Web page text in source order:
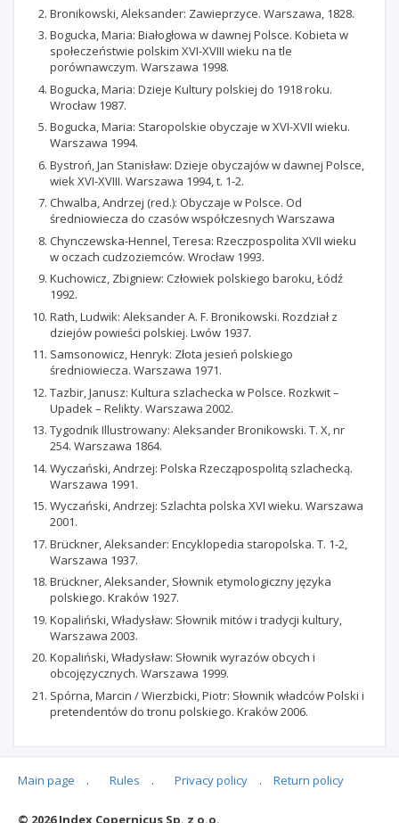
Bronikowski, Aleksander: Zawieprzyce. Warszawa, 1828.
Bogucka, Maria: Białogłowa w dawnej Polsce. Kobieta w
społeczeństwie polskim XVI-XVIII wieku na tle
porównawczym. Warszawa 1998.
Bogucka, Maria: Dzieje Kultury polskiej do 1918 roku.
Wrocław 1987.
Bogucka, Maria: Staropolskie obyczaje w XVI-XVII wieku.
Warszawa 1994.
Bystroń, Jan Stanisław: Dzieje obyczajów w dawnej Polsce,
wiek XVI-XVIII. Warszawa 1994, t. 1-2.
Chwalba, Andrzej (red.): Obyczaje w Polsce. Od
średniowiecza do czasów współczesnych Warszawa
Chynczewska-Hennel, Teresa: Rzeczpospolita XVII wieku
w oczach cudzoziemców. Wrocław 1993.
Kuchowicz, Zbigniew: Człowiek polskiego baroku, Łódź
1992.
Rath, Ludwik: Aleksander A. F. Bronikowski. Rozdział z
dziejów powieści polskiej. Lwów 1937.
Samsonowicz, Henryk: Złota jesień polskiego
średniowiecza. Warszawa 1971.
Tazbir, Janusz: Kultura szlachecka w Polsce. Rozkwit –
Upadek – Relikty. Warszawa 2002.
Tygodnik Illustrowany: Aleksander Bronikowski. T. X, nr
254. Warszawa 1864.
Wyczański, Andrzej: Polska Rzecząpospolitą szlachecką.
Warszawa 1991.
Wyczański, Andrzej: Szlachta polska XVI wieku. Warszawa
2001.
Brückner, Aleksander: Encyklopedia staropolska. T. 1-2,
Warszawa 1937.
Brückner, Aleksander, Słownik etymologiczny języka
polskiego. Kraków 1927.
Kopaliński, Władysław: Słownik mitów i tradycji kultury,
Warszawa 2003.
Kopaliński, Władysław: Słownik wyrazów obcych i
obcojęzycznych. Warszawa 1999.
Spórna, Marcin / Wierzbicki, Piotr: Słownik władców Polski i
pretendentów do tronu polskiego. Kraków 2006.
Articles quoting
Main page . Rules . Privacy policy . Return policy
© 2026 Index Copernicus Sp. z o.o.